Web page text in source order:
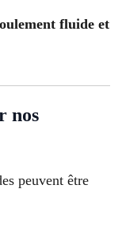
fluide et
nos
peuvent être